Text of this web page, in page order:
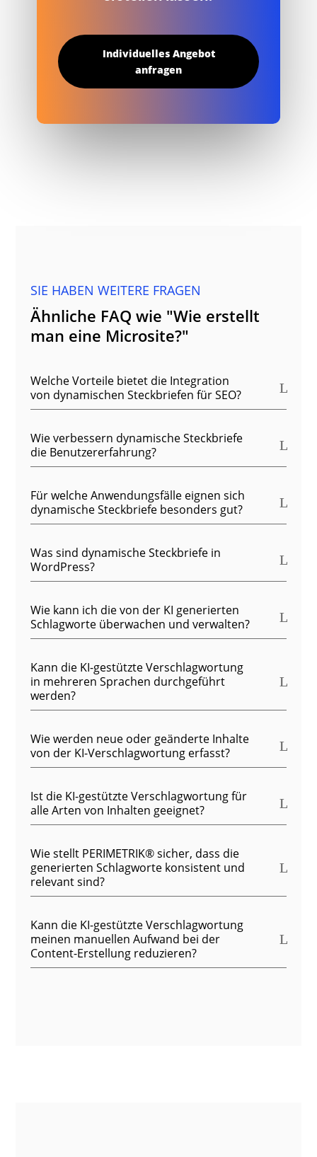
Individuelles Angebot
anfragen
SIE HABEN WEITERE FRAGEN
Ähnliche FAQ wie "Wie erstellt
man eine Microsite?"
Welche Vorteile bietet die Integration
von dynamischen Steckbriefen für SEO?
Wie verbessern dynamische Steckbriefe
die Benutzererfahrung?
Für welche Anwendungsfälle eignen sich
dynamische Steckbriefe besonders gut?
Was sind dynamische Steckbriefe in
WordPress?
Wie kann ich die von der KI generierten
Schlagworte überwachen und verwalten?
Kann die KI-gestützte Verschlagwortung
in mehreren Sprachen durchgeführt
werden?
Wie werden neue oder geänderte Inhalte
von der KI-Verschlagwortung erfasst?
Ist die KI-gestützte Verschlagwortung für
alle Arten von Inhalten geeignet?
Wie stellt PERIMETRIK® sicher, dass die
generierten Schlagworte konsistent und
relevant sind?
Kann die KI-gestützte Verschlagwortung
meinen manuellen Aufwand bei der
Content-Erstellung reduzieren?